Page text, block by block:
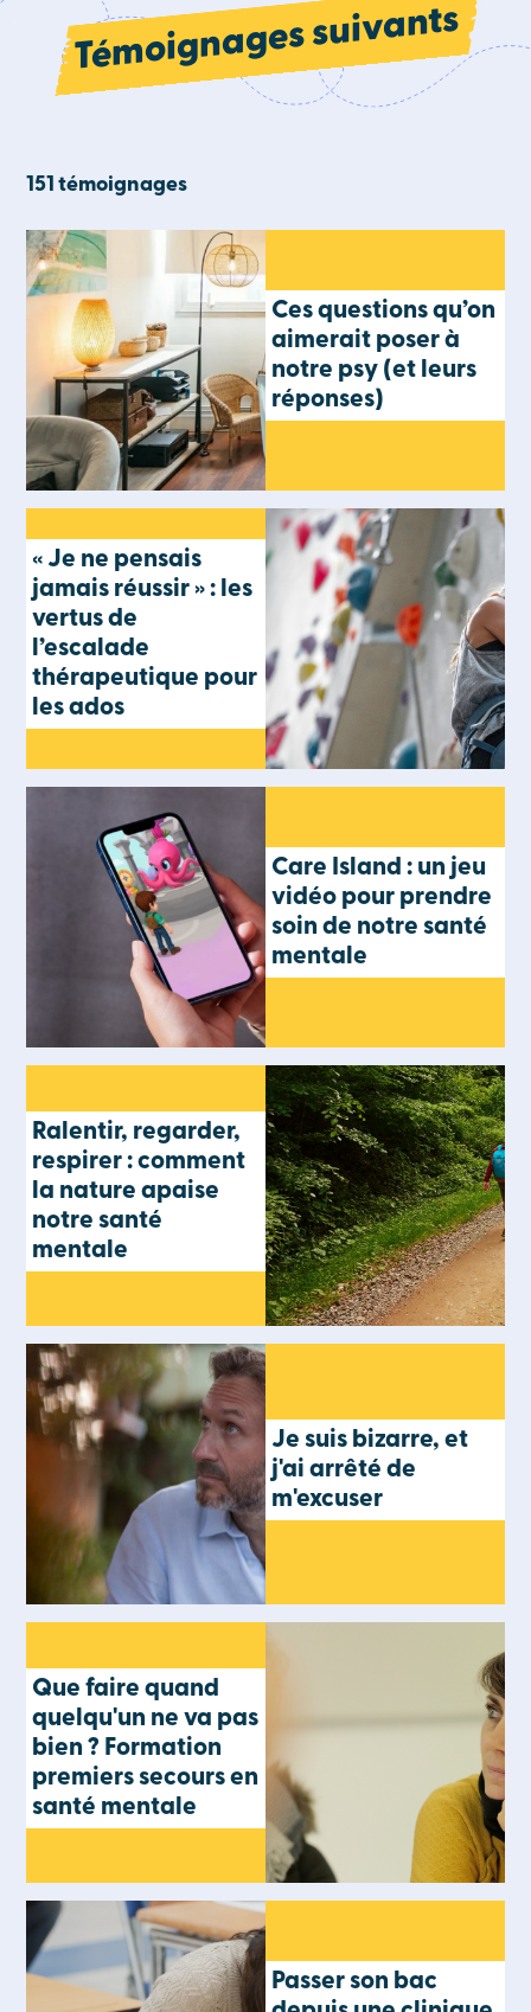
Témoignages suivants
151 témoignages
Ces questions qu’on
aimerait poser à
notre psy (et leurs
réponses)
« Je ne pensais
jamais réussir » : les
vertus de
l’escalade
thérapeutique pour
les ados
Care Island : un jeu
vidéo pour prendre
soin de notre santé
mentale
Ralentir, regarder,
respirer : comment
la nature apaise
notre santé
mentale
Je suis bizarre, et
j'ai arrêté de
m'excuser
Que faire quand
quelqu'un ne va pas
bien ? Formation
premiers secours en
santé mentale
Passer son bac